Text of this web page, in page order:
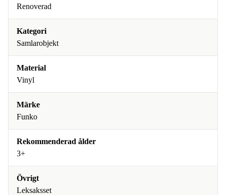
Renoverad
Kategori
Samlarobjekt
Material
Vinyl
Märke
Funko
Rekommenderad ålder
3+
Övrigt
Leksaksset